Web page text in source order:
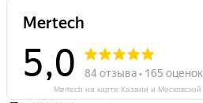
Mertech на карте Казани и